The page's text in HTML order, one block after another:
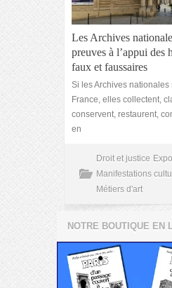
Les Archives
preuves à l’appui des
faux et faussaires
Si les Archives
France, elles collectent,
conservent, restaurent,
en
Droit et justice
Manifestations
Métiers d'art
NOTRE BOUTIQUE EN